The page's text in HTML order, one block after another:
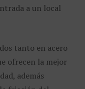
a un local
tanto en acero
ofrecen la mejor
además